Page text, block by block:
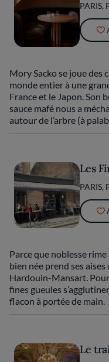
PARIS,
Mory Sacko se joue des
monde entier à une
France et le Japon. Son
sauce mafé nous a
autour de l’arbre (à
Les
PARIS,
Parce que noblesse
bien née prend ses
Hardouin-Mansart.
fines gueules
flacon à portée de main.
Le